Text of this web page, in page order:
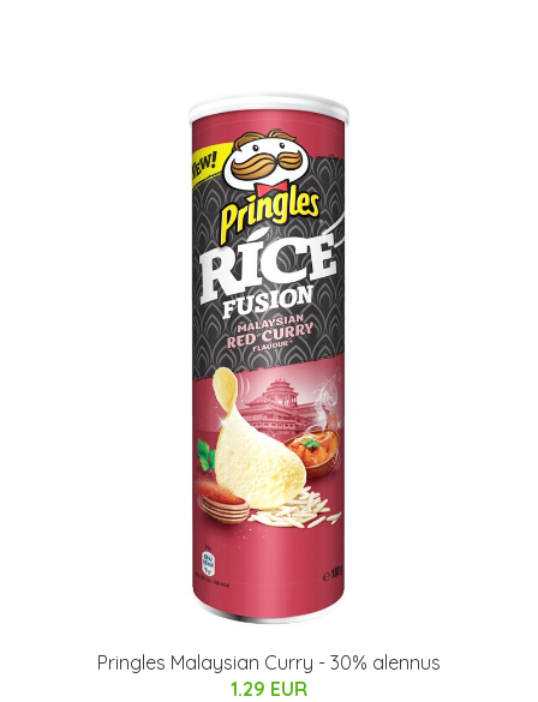
Pringles Malaysian Curry - 30% alennus
1.29 EUR